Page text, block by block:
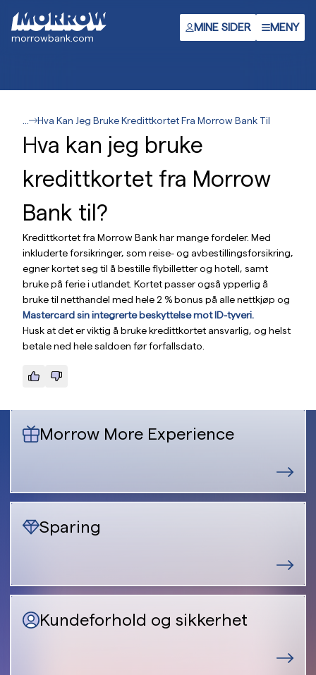
hovedinnhold
morrowbank.com
MINE SIDER MENY
Hva Kan Jeg Bruke Kredittkortet Fra Morrow Bank Til
Hva kan jeg bruke
kredittkortet fra Morrow
Bank til?
Kredittkortet fra Morrow Bank har mange fordeler. Med
inkluderte forsikringer, som reise- og avbestillingsforsikring,
egner kortet seg til å bestille flybilletter og hotell, samt
bruke på ferie i utlandet. Kortet passer også ypperlig å
bruke til netthandel med hele 2 % bonus på alle nettkjøp og
Mastercard sin integrerte beskyttelse mot ID-tyveri.
Husk at det er viktig å bruke kredittkortet ansvarlig, og helst
betale ned hele saldoen før forfallsdato.
Morrow More Experience
Sparing
Kundeforhold og sikkerhet